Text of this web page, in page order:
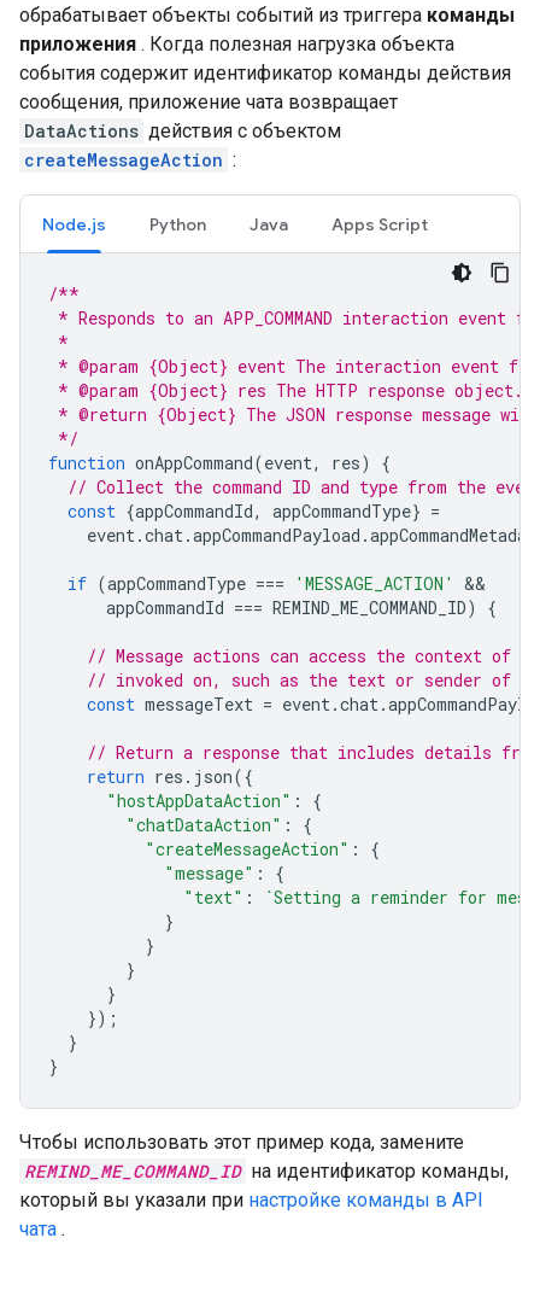
обрабатывает объекты событий из триггера команды
приложения . Когда полезная нагрузка объекта
события содержит идентификатор команды действия
сообщения, приложение чата возвращает
DataActions действия с объектом
createMessageAction :
Node.js Python Java Apps Script
/**
* Responds to an APP_COMMAND interaction event
*
* @param {Object} event The interaction event
* @param {Object} res The HTTP response object.
* @return {Object} The JSON response message
*/
function onAppCommand(event, res)
{
// Collect the command ID and type from the
const {appCommandId, appCommandType} =
event.chat.appCommandPayload .
if (appCommandType === 'MESSAGE_ACTION'
appCommandId === REMIND_ME_COMMAND_ID) {
// Message actions can access the context of
// invoked on, such as the text or sender of
const messageText = event.chat.
// Return a response that includes details
return res . json({
"hostAppDataAction" :
{
"chatDataAction" :
{
"createMessageAction" :
{
"message" :
{
"text" :
`Setting a reminder for
}
}
}
}
});
}
}
Чтобы использовать этот пример кода, замените
REMIND_ME_COMMAND_ID на идентификатор команды,
который вы указали при настройке команды в API
чата .